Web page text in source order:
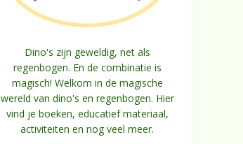
Dino's zijn geweldig, net als
regenbogen. En de combinatie is
magisch! Welkom in de magische
wereld van dino's en regenbogen. Hier
vind je boeken, educatief materiaal,
activiteiten en nog veel meer.